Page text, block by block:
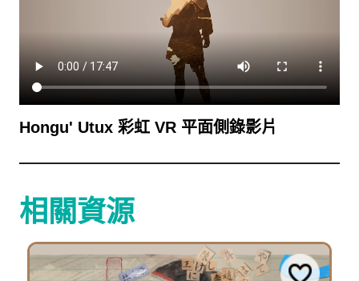
Hongu' Utux 彩虹 VR 平面側錄影片
相關資源